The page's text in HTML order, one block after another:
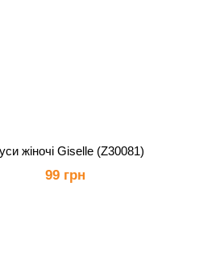
жіночі Giselle (Z30081)
99 грн